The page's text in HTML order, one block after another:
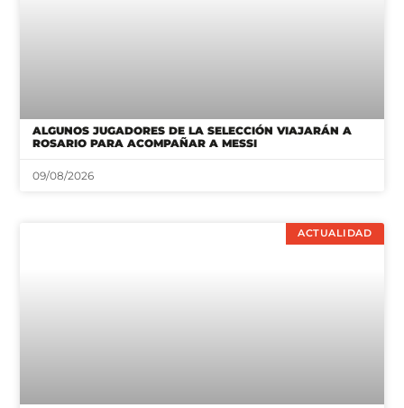
ALGUNOS JUGADORES DE LA SELECCIÓN VIAJARÁN A
ROSARIO PARA ACOMPAÑAR A MESSI
09/08/2026
ACTUALIDAD